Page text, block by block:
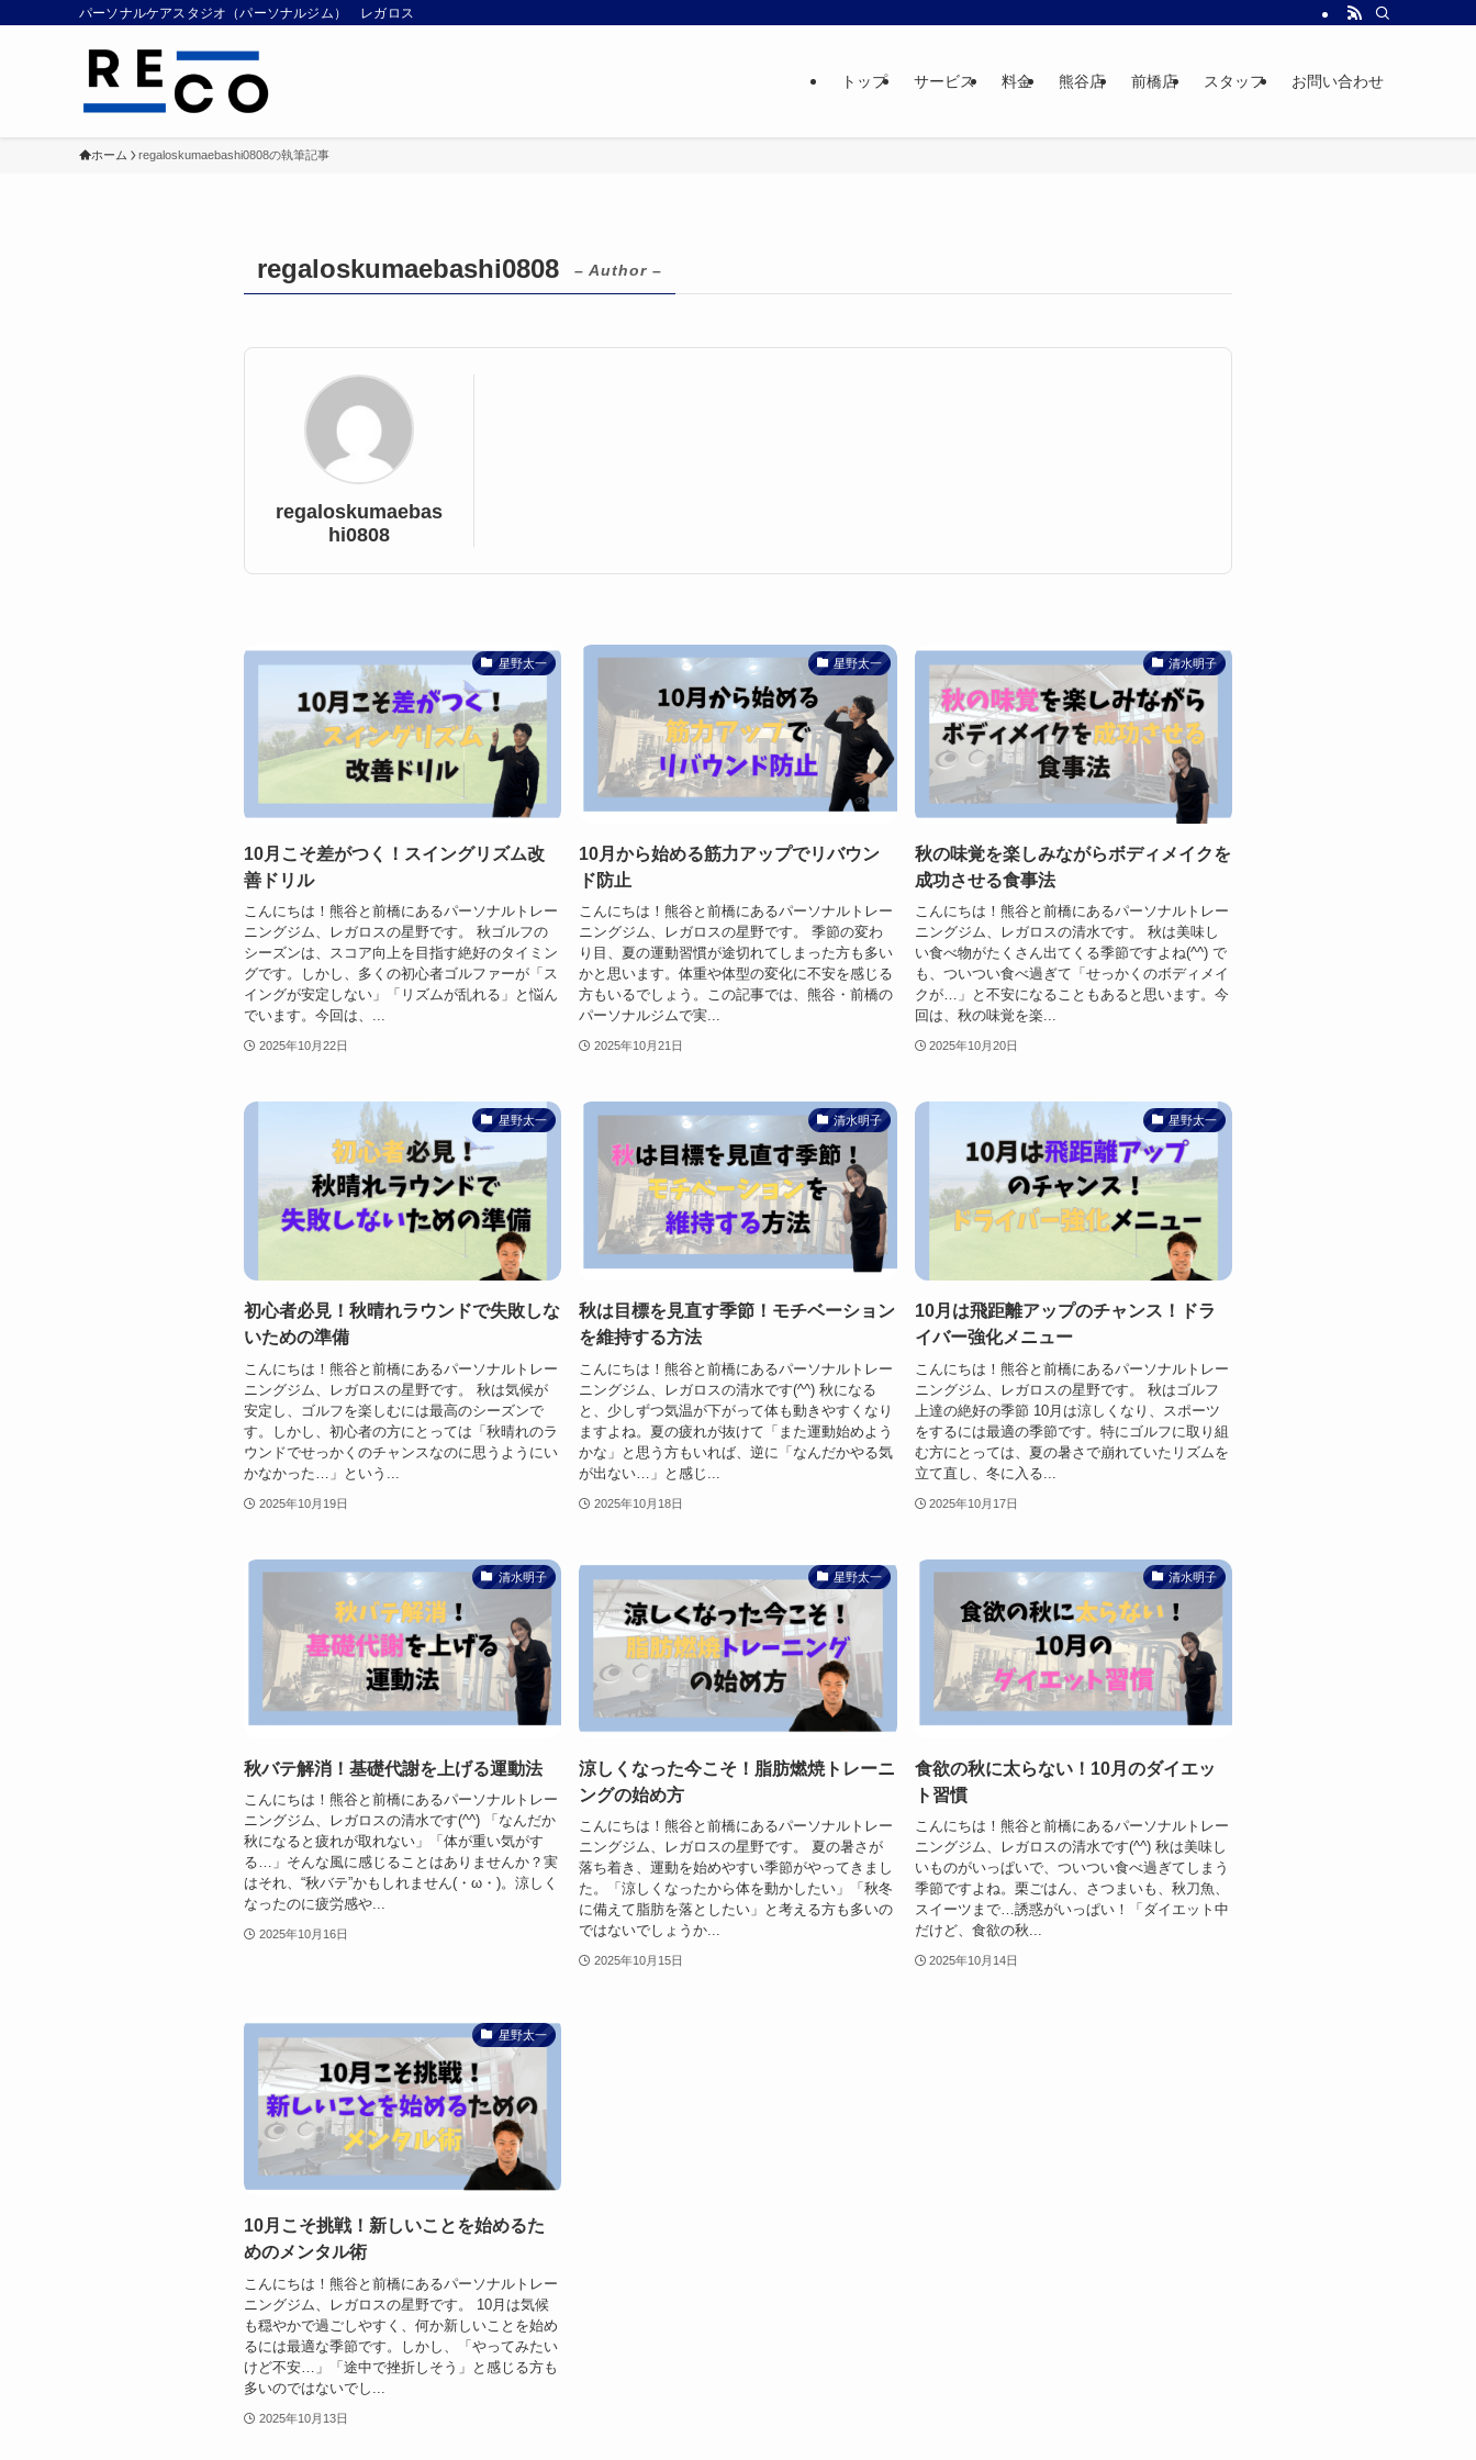
パーソナルケアスタジオ（パーソナルジム） レガロス
トップ サービス 料金 熊谷店 前橋店 スタッフ お問い合わせ
ホーム regaloskumaebashi0808の執筆記事
regaloskumaebashi0808 – Author –
regaloskumaebas
hi0808
星野太一
10月こそ差がつく！スイングリズム改
善ドリル
こんにちは！熊谷と前橋にあるパーソナルトレー
ニングジム、レガロスの星野です。 秋ゴルフの
シーズンは、スコア向上を目指す絶好のタイミン
グです。しかし、多くの初心者ゴルファーが「ス
イングが安定しない」「リズムが乱れる」と悩ん
でいます。今回は、...
2025年10月22日
星野太一
10月から始める筋力アップでリバウン
ド防止
こんにちは！熊谷と前橋にあるパーソナルトレー
ニングジム、レガロスの星野です。 季節の変わ
り目、夏の運動習慣が途切れてしまった方も多い
かと思います。体重や体型の変化に不安を感じる
方もいるでしょう。この記事では、熊谷・前橋の
パーソナルジムで実...
2025年10月21日
清水明子
秋の味覚を楽しみながらボディメイクを
成功させる食事法
こんにちは！熊谷と前橋にあるパーソナルトレー
ニングジム、レガロスの清水です。 秋は美味し
い食べ物がたくさん出てくる季節ですよね(^^) で
も、ついつい食べ過ぎて「せっかくのボディメイ
クが…」と不安になることもあると思います。今
回は、秋の味覚を楽...
2025年10月20日
星野太一
初心者必見！秋晴れラウンドで失敗しな
いための準備
こんにちは！熊谷と前橋にあるパーソナルトレー
ニングジム、レガロスの星野です。 秋は気候が
安定し、ゴルフを楽しむには最高のシーズンで
す。しかし、初心者の方にとっては「秋晴れのラ
ウンドでせっかくのチャンスなのに思うようにい
かなかった…」という...
2025年10月19日
清水明子
秋は目標を見直す季節！モチベーション
を維持する方法
こんにちは！熊谷と前橋にあるパーソナルトレー
ニングジム、レガロスの清水です(^^) 秋になる
と、少しずつ気温が下がって体も動きやすくなり
ますよね。夏の疲れが抜けて「また運動始めよう
かな」と思う方もいれば、逆に「なんだかやる気
が出ない…」と感じ...
2025年10月18日
星野太一
10月は飛距離アップのチャンス！ドラ
イバー強化メニュー
こんにちは！熊谷と前橋にあるパーソナルトレー
ニングジム、レガロスの星野です。 秋はゴルフ
上達の絶好の季節 10月は涼しくなり、スポーツ
をするには最適の季節です。特にゴルフに取り組
む方にとっては、夏の暑さで崩れていたリズムを
立て直し、冬に入る...
2025年10月17日
清水明子
秋バテ解消！基礎代謝を上げる運動法
こんにちは！熊谷と前橋にあるパーソナルトレー
ニングジム、レガロスの清水です(^^) 「なんだか
秋になると疲れが取れない」「体が重い気がす
る…」そんな風に感じることはありませんか？実
はそれ、“秋バテ”かもしれません(・ω・)。涼しく
なったのに疲労感や...
2025年10月16日
星野太一
涼しくなった今こそ！脂肪燃焼トレーニ
ングの始め方
こんにちは！熊谷と前橋にあるパーソナルトレー
ニングジム、レガロスの星野です。 夏の暑さが
落ち着き、運動を始めやすい季節がやってきまし
た。「涼しくなったから体を動かしたい」「秋冬
に備えて脂肪を落としたい」と考える方も多いの
ではないでしょうか...
2025年10月15日
清水明子
食欲の秋に太らない！10月のダイエッ
ト習慣
こんにちは！熊谷と前橋にあるパーソナルトレー
ニングジム、レガロスの清水です(^^) 秋は美味し
いものがいっぱいで、ついつい食べ過ぎてしまう
季節ですよね。栗ごはん、さつまいも、秋刀魚、
スイーツまで…誘惑がいっぱい！「ダイエット中
だけど、食欲の秋...
2025年10月14日
星野太一
10月こそ挑戦！新しいことを始めるた
めのメンタル術
こんにちは！熊谷と前橋にあるパーソナルトレー
ニングジム、レガロスの星野です。 10月は気候
も穏やかで過ごしやすく、何か新しいことを始め
るには最適な季節です。しかし、「やってみたい
けど不安…」「途中で挫折しそう」と感じる方も
多いのではないでし...
2025年10月13日